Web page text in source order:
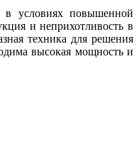
в условиях повышенной
и неприхотливость в
техника для решения
высокая мощность и